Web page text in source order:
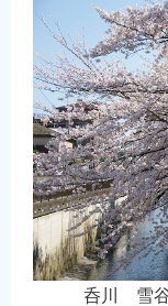
呑川 雪
नेपाली
Filipino